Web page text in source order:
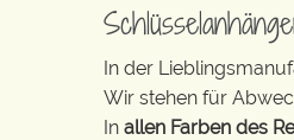
In der
Wir stehen für
In allen Farben des